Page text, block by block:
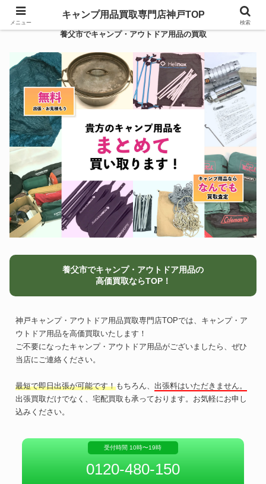
養父市でキャンプ・アウトドア用品の買取
養父市でキャンプ・アウトドア用品の
高価買取ならTOP！
神戸キャンプ・アウトドア用品買取専門店TOPでは、キャンプ・ア
ウトドア用品を高価買取いたします！
ご不要になったキャンプ・アウトドア用品がございましたら、ぜひ
当店にご連絡ください。
最短で即日出張が可能です！もちろん、 出張料はいただきません。
出張買取だけでなく、宅配買取も承っております。お気軽にお申し
込みください。
受付時間 10時〜19時
0120-480-150
メニュー
キャンプ用品買取専門店神戸TOP
検索